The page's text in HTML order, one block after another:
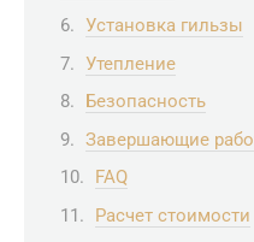
Установка гильзы
Утепление
Безопасность
Завершающие
FAQ
Расчет стоимости